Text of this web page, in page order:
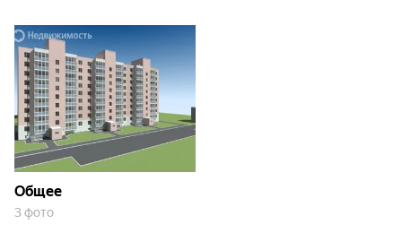
и двухкомнатные варианты жилья, оптимальные как
для индивидуального проживания, так и для
небольших семейных групп.
Транспортная доступность
Локация комплекса обеспечивает превосходную
воспользоваться удобным выездом на улицу
Смирнова. В непосредственной близости
Общее
3 фото